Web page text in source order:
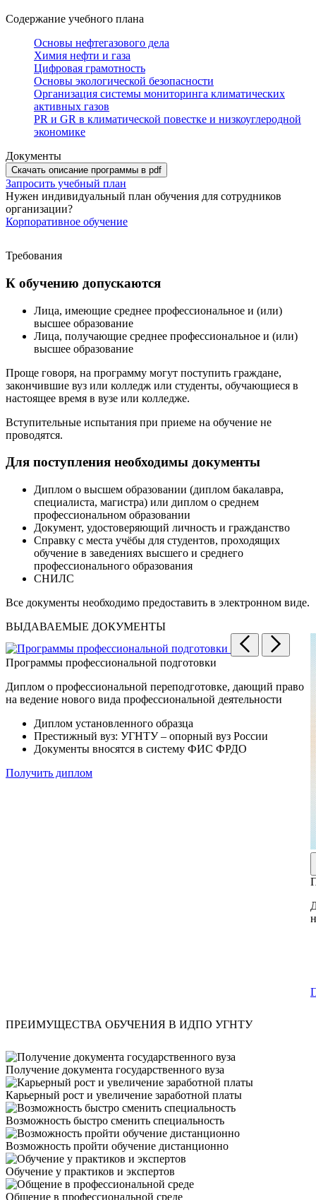
Содержание учебного плана
Основы нефтегазового дела
Химия нефти и газа
Цифровая грамотность
Основы экологической безопасности
Организация системы мониторинга климатических
активных газов
PR и GR в климатической повестке и низкоуглеродной
экономике
Документы
Скачать описание программы в pdf
Запросить учебный план
Нужен индивидуальный план обучения для сотрудников
организации?
Корпоративное обучение
Требования
К обучению допускаются
Лица, имеющие среднее профессиональное и (или)
высшее образование
Лица, получающие среднее профессиональное и (или)
высшее образование
Проще говоря, на программу могут поступить граждане,
закончившие вуз или колледж или студенты, обучающиеся в
настоящее время в вузе или колледже.
Вступительные испытания при приеме на обучение не
проводятся.
Для поступления необходимы документы
Диплом о высшем образовании (диплом бакалавра,
специалиста, магистра) или диплом о среднем
профессиональном образовании
Документ, удостоверяющий личность и гражданство
Справку с места учёбы для студентов, проходящих
обучение в заведениях высшего и среднего
профессионального образования
СНИЛС
Все документы необходимо предоставить в электронном виде.
ВЫДАВАЕМЫЕ ДОКУМЕНТЫ
Программы профессиональной подготовки
Диплом о профессиональной переподготовке, дающий право
на ведение нового вида профессиональной деятельности
Диплом установленного образца
Престижный вуз: УГНТУ – опорный вуз России
Документы вносятся в систему ФИС ФРДО
Получить диплом
ПРЕИМУЩЕСТВА ОБУЧЕНИЯ В ИДПО УГНТУ
Получение документа государственного вуза
Карьерный рост и увеличение заработной платы
Возможность быстро сменить специальность
Возможность пройти обучение дистанционно
Обучение у практиков и экспертов
Общение в профессиональной среде